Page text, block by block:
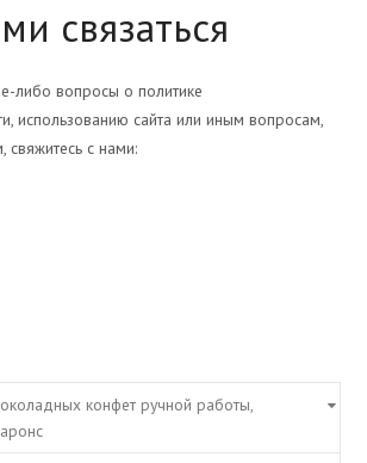
связаться
либо вопросы о политике
использованию сайта или иным вопросам,
свяжитесь с нами:
конфет ручной работы,